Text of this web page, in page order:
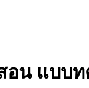
อน แบบ